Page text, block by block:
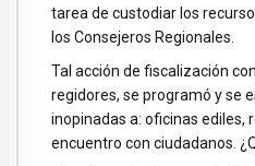
tarea de custodiar los
los Consejeros Regionales.
Tal acción de fiscalización
regidores, se programó y se
inopinadas a: oficinas ediles,
encuentro con ciudadanos.